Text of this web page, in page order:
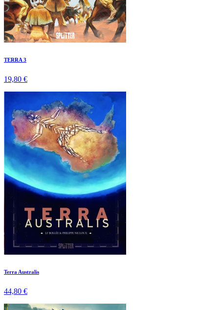
TERRA 3
19,80 €
Terra Australis
44,80 €